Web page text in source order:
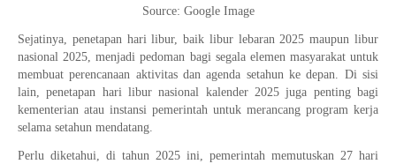
Source: Google Image
Sejatinya, penetapan hari libur, baik libur lebaran 2025 maupun libur
nasional 2025, menjadi pedoman bagi segala elemen masyarakat untuk
membuat perencanaan aktivitas dan agenda setahun ke depan. Di sisi
lain, penetapan hari libur nasional kalender 2025 juga penting bagi
kementerian atau instansi pemerintah untuk merancang program kerja
selama setahun mendatang.
Perlu diketahui, di tahun 2025 ini, pemerintah memutuskan 27 hari